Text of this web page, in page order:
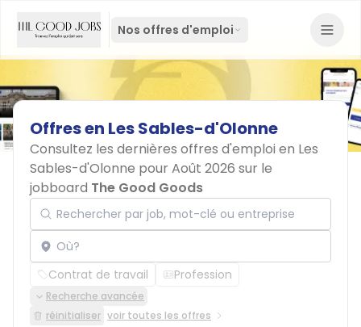
Nos offres d'emploi
Offresen LesSables-d'Olonne
Consultez les dernières offres d'emploi en Les
Sables-d'Olonne pour Août 2026 sur le
jobboard The Good Goods
Rechercher par job, mot-clé ou entreprise
Localisation
Contrat de travail Profession
Recherche avancée
réinitialiser voir toutes les offres